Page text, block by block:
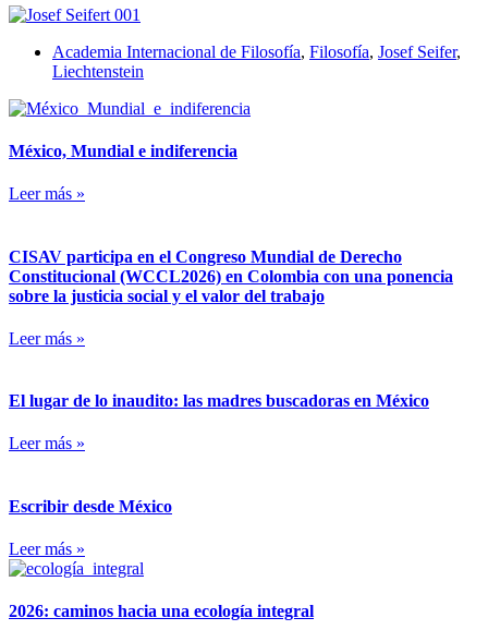
Academia Internacional de Filosofía, Filosofía, Josef Seifer,
Liechtenstein
México, Mundial e indiferencia
Leer más »
CISAV participa en el Congreso Mundial de Derecho
Constitucional (WCCL2026) en Colombia con una ponencia
sobre la justicia social y el valor del trabajo
Leer más »
El lugar de lo inaudito: las madres buscadoras en México
Leer más »
Escribir desde México
Leer más »
2026: caminos hacia una ecología integral